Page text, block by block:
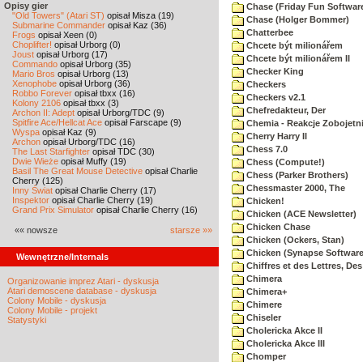
Opisy gier
"Old Towers" (Atari ST) opisał Misza (19)
Submarine Commander opisał Kaz (36)
Frogs opisał Xeen (0)
Choplifter! opisał Urborg (0)
Joust opisał Urborg (17)
Commando opisał Urborg (35)
Mario Bros opisał Urborg (13)
Xenophobe opisał Urborg (36)
Robbo Forever opisał tbxx (16)
Kolony 2106 opisał tbxx (3)
Archon II: Adept opisał Urborg/TDC (9)
Spitfire Ace/Hellcat Ace opisał Farscape (9)
Wyspa opisał Kaz (9)
Archon opisał Urborg/TDC (16)
The Last Starfighter opisał TDC (30)
Dwie Wieże opisał Muffy (19)
Basil The Great Mouse Detective opisał Charlie
Cherry (125)
Inny Świat opisał Charlie Cherry (17)
Inspektor opisał Charlie Cherry (19)
Grand Prix Simulator opisał Charlie Cherry (16)
«« nowsze starsze »»
Wewnętrzne/Internals
Organizowanie imprez Atari - dyskusja
Atari demoscene database - dyskusja
Colony Mobile - dyskusja
Colony Mobile - projekt
Statystyki
Chase (Friday Fun
Chase (Holger Bommer)
Chatterbee
Chcete být milionářem
Chcete být milionářem II
Checker King
Checkers
Checkers v2.1
Chefredakteur, Der
Chemia - Reakcje
Cherry Harry II
Chess 7.0
Chess (Compute!)
Chess (Parker Brothers)
Chessmaster 2000, The
Chicken!
Chicken (ACE Newsletter)
Chicken Chase
Chicken (Ockers, Stan)
Chicken (Synapse
Chiffres et des Lettres, Des
Chimera
Chimera+
Chimere
Chiseler
Cholericka Akce II
Cholericka Akce III
Chomper